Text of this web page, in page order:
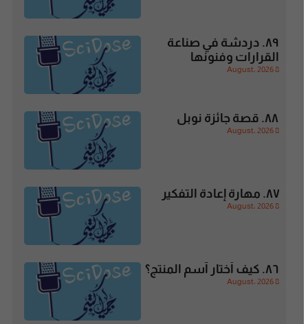
٨٩. دردشة في صناعة
القرارات وفنونها
8 August، 2026
٨٨. قصة جائزة نوبل
8 August، 2026
٨٧. مهارة إعادة التفكير
8 August، 2026
٨٦. كيف أختار آسم المنتج؟
8 August، 2026